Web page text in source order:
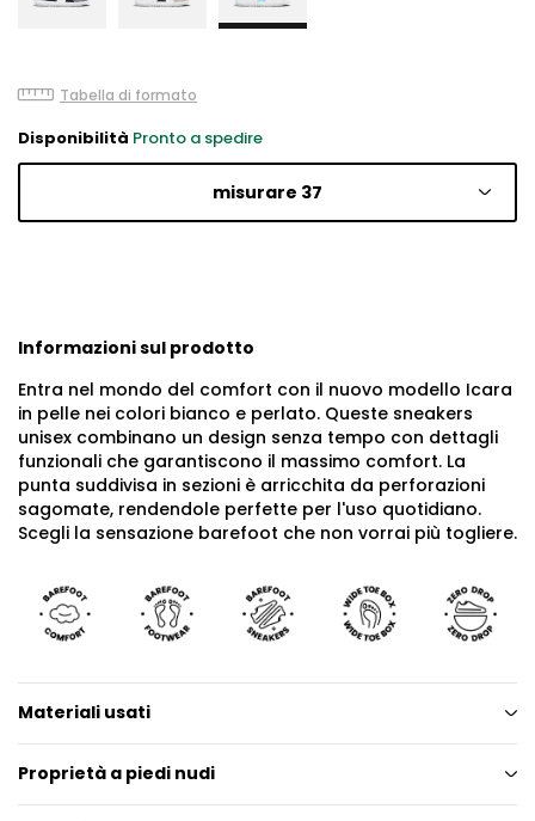
Tabella di formato
Disponibilità Pronto a spedire
misurare 37
Informazioni sul prodotto
Entra nel mondo del comfort con il nuovo modello Icara
in pelle nei colori bianco e perlato. Queste sneakers
unisex combinano un design senza tempo con dettagli
funzionali che garantiscono il massimo comfort. La
punta suddivisa in sezioni è arricchita da perforazioni
sagomate, rendendole perfette per l'uso quotidiano.
Scegli la sensazione barefoot che non vorrai più togliere.
Materiali usati
Proprietà a piedi nudi